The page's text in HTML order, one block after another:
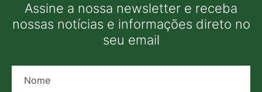
Assine a nossa newsletter e receba
nossas notícias e informações direto no
seu email